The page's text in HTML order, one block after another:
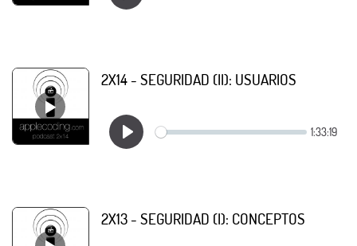
2X14 - SEGURIDAD (II): USUARIOS
2X13 - SEGURIDAD (I): CONCEPTOS